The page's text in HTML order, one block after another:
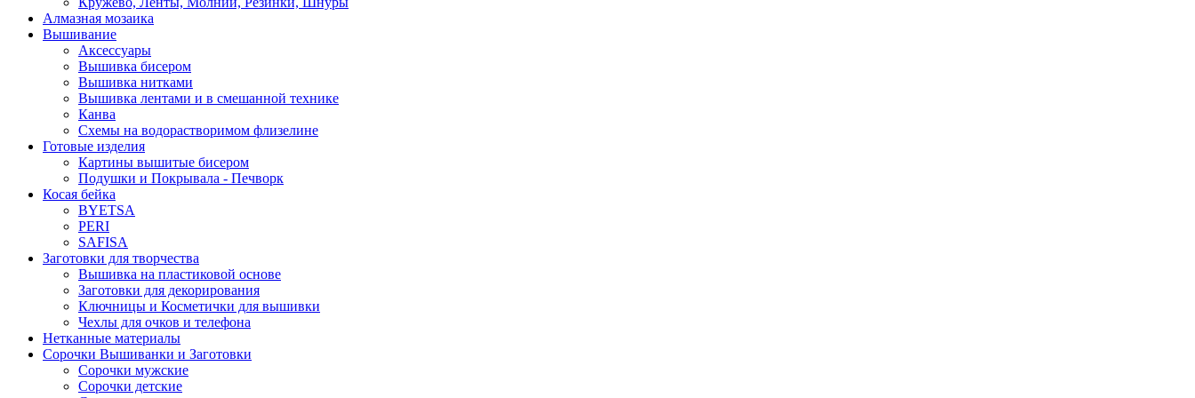
Алмазная мозаика
Вышивание
Аксессуары
Вышивка бисером
Вышивка нитками
Вышивка лентами и в смешанной технике
Канва
Схемы на водорастворимом флизелине
Готовые изделия
Картины вышитые бисером
Подушки и Покрывала - Печворк
Косая бейка
BYETSA
PERI
SAFISA
Заготовки для творчества
Вышивка на пластиковой основе
Заготовки для декорирования
Ключницы и Косметички для вышивки
Чехлы для очков и телефона
Нетканные материалы
Сорочки Вышиванки и Заготовки
Cорочки мужские
Сорочки детские